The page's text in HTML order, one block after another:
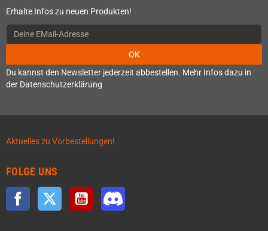
Erhalte Infos zu neuen Produkten!
OK
Du kannst den Newsletter jederzeit abbestellen. Mehr Infos dazu in
der Datenschutzerklärung
Aktuelles zu Vorbestellungen!
FOLGE UNS
Facebook Twitter YouTube